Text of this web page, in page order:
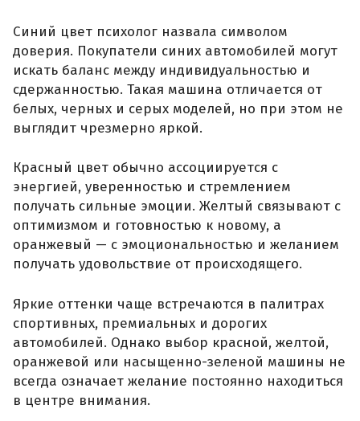
Синий цвет психолог назвала символом
доверия. Покупатели синих автомобилей могут
искать баланс между индивидуальностью и
сдержанностью. Такая машина отличается от
белых, черных и серых моделей, но при этом не
выглядит чрезмерно яркой.
Красный цвет обычно ассоциируется с
энергией, уверенностью и стремлением
получать сильные эмоции. Желтый связывают с
оптимизмом и готовностью к новому, а
оранжевый — с эмоциональностью и желанием
получать удовольствие от происходящего.
Яркие оттенки чаще встречаются в палитрах
спортивных, премиальных и дорогих
автомобилей. Однако выбор красной, желтой,
оранжевой или насыщенно-зеленой машины не
всегда означает желание постоянно находиться
в центре внимания.